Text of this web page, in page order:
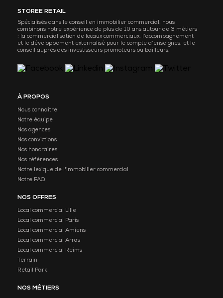
STOREE RETAIL
Spécialisés dans le conseil en immobilier commercial, nous
combinons notre expérience de plus de 10 ans autour de 3 métiers
: la commercialisation de locaux commerciaux, l’accompagnement
et le développement externalisé pour le compte d’enseignes, et le
conseil auprès des investisseurs promoteurs ou bailleurs.
À PROPOS
Nous connaitre
Notre équipe
Nos agences
Nos convictions
Nos honoraires
Nos références
Notre lexique de l'immobilier commercial
Notre FAQ
NOS OFFRES
Local commercial Lille
Local commercial Paris
Local commercial Amiens
Local commercial Arras
Local commercial Reims
Terrain
Retail Park
NOS MÉTIERS